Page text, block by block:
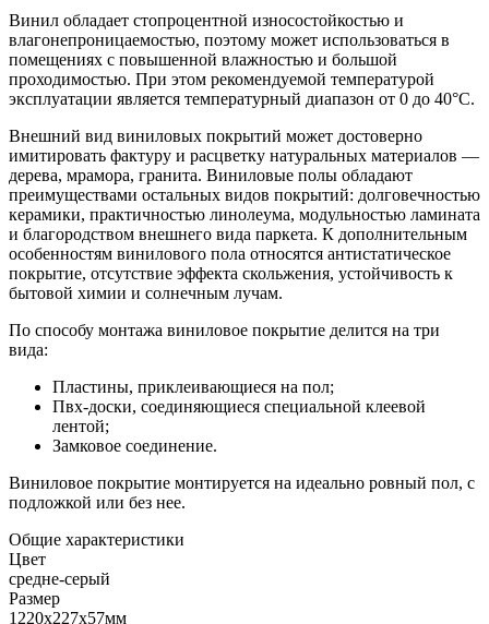
Винил обладает стопроцентной износостойкостью и
влагонепроницаемостью, поэтому может использоваться в
помещениях с повышенной влажностью и большой
проходимостью. При этом рекомендуемой температурой
эксплуатации является температурный диапазон от 0 до 40°С.
Внешний вид виниловых покрытий может достоверно
имитировать фактуру и расцветку натуральных материалов —
дерева, мрамора, гранита. Виниловые полы обладают
преимуществами остальных видов покрытий: долговечностью
керамики, практичностью линолеума, модульностью ламината
и благородством внешнего вида паркета. К дополнительным
особенностям винилового пола относятся антистатическое
покрытие, отсутствие эффекта скольжения, устойчивость к
бытовой химии и солнечным лучам.
По способу монтажа виниловое покрытие делится на три
вида:
Пластины, приклеивающиеся на пол;
Пвх-доски, соединяющиеся специальной клеевой
лентой;
Замковое соединение.
Виниловое покрытие монтируется на идеально ровный пол, с
подложкой или без нее.
Общие характеристики
Цвет
средне-серый
Размер
1220x227x57мм